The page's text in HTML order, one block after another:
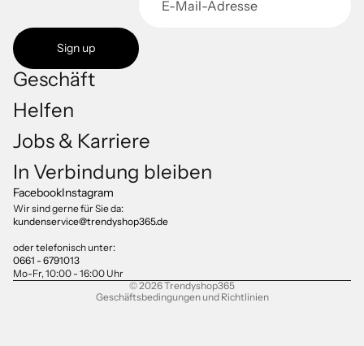
Sign up
Geschäft
Helfen
Jobs & Karriere
In Verbindung bleiben
FacebookInstagram
Wir sind gerne für Sie da:
kundenservice@trendyshop365.de
oder telefonisch unter:
0661 - 6791013
Mo-Fr, 10:00 - 16:00 Uhr
© 2026Trendyshop365
Geschäftsbedingungen und Richtlinien
Impressum
Versand
AGB
Kontaktinformationen
Widerrufsrecht